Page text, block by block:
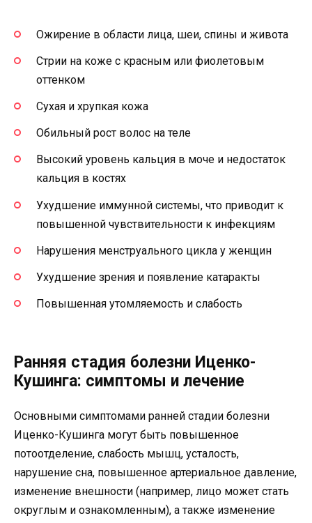
Ожирение в области лица, шеи, спины и живота
Стрии на коже с красным или фиолетовым
оттенком
Сухая и хрупкая кожа
Обильный рост волос на теле
Высокий уровень кальция в моче и недостаток
кальция в костях
Ухудшение иммунной системы, что приводит к
повышенной чувствительности к инфекциям
Нарушения менструального цикла у женщин
Ухудшение зрения и появление катаракты
Повышенная утомляемость и слабость
Ранняя стадия болезни Иценко-
Кушинга: симптомы и лечение
Основными симптомами ранней стадии болезни
Иценко-Кушинга могут быть повышенное
потоотделение, слабость мышц, усталость,
нарушение сна, повышенное артериальное давление,
изменение внешности (например, лицо может стать
округлым и ознакомленным), а также изменение